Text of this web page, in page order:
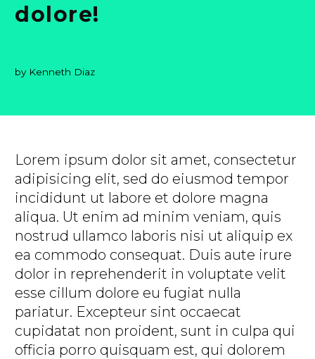
dolore!
by Kenneth Diaz
Lorem ipsum dolor sit amet, consectetur
adipisicing elit, sed do eiusmod tempor
incididunt ut labore et dolore magna
aliqua. Ut enim ad minim veniam, quis
nostrud ullamco laboris nisi ut aliquip ex
ea commodo consequat. Duis aute irure
dolor in reprehenderit in voluptate velit
esse cillum dolore eu fugiat nulla
pariatur. Excepteur sint occaecat
cupidatat non proident, sunt in culpa qui
officia porro quisquam est, qui dolorem